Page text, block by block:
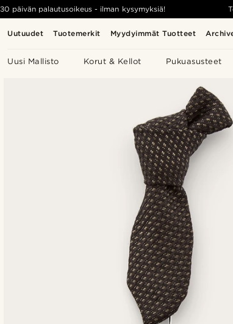
Uutuudet Tuotemerkit Myydyimmät Tuotteet
Uusi Mallisto Korut & Kellot Pukuasusteet
30 päivän palautusoikeus - ilman kysymyksiä!